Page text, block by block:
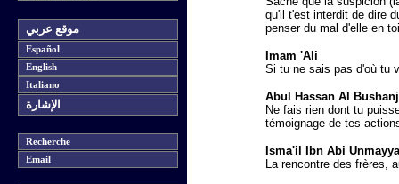
موقع عربي
Español
English
Italiano
الإشارة
Recherche
Email
qu'il t'est interdit de dire
penser du mal d'elle en
Imam 'Ali
Si tu ne sais pas d'où tu
Abul Hassan Al
Ne fais rien dont tu
témoignage de tes
Isma'il Ibn Abi
La rencontre des frères,